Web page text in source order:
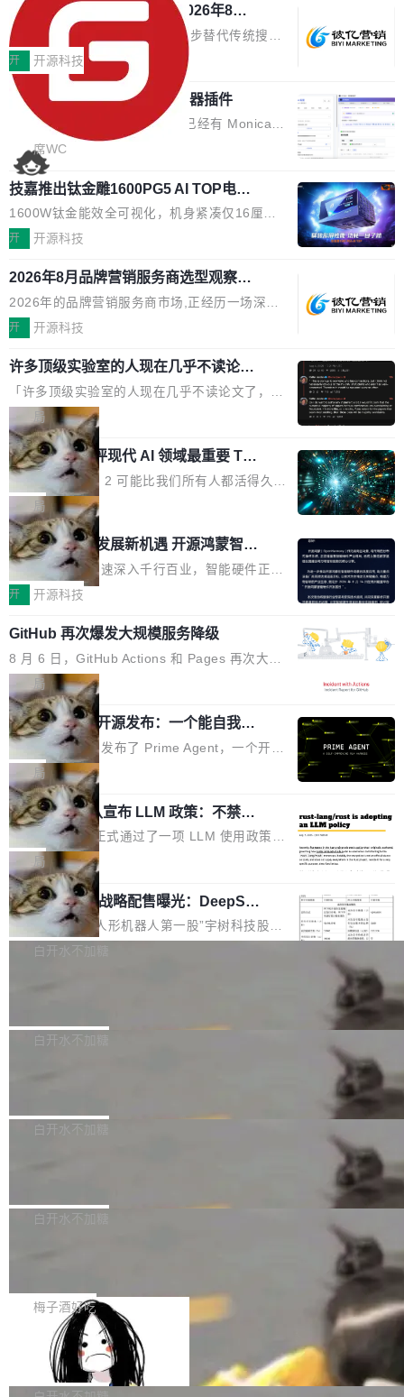
个嵌在 Edge WebView 里的网页。它不是一个
「应用」，它是一个运行在浏览器引擎里的网
页，外面套了一层 Windows 的壳。 WebView2
本身就是个内存大户。它加载了完整的 Edge 渲
染引擎，包括 JavaScript 引擎...
理、消息管理、资产管理、企业公告、知识网
盘、审批流程设置、办公审批、工作计划、工作
汇报、工作日志、日常办公、财务管理、客户管
理、合同管理、项目管理、任务管理等功能模
块。系统简约，易于功能扩展，方便二次开发，
可以用来做日常 OA，CRM，ERP，业务管理等
系统。 勾股OA6.0.2版本主要是对勾股OA 6第
一个大版本发布的部分功能细节优化和bug问题
修复的版本，具体更新日志如下： 1、补全新版
本的各个审批类型的审批单导出 2、优化各个审
核反确认审批的逻辑，使...
942亿赛道如何选对伙伴？2026年8月G
EO公司推荐
当DeepSeek、豆包等大模型逐步替代传统搜索
成为用户获取信息的主要入口,品牌竞争的逻辑变
了:不再是争抢关键词排名,而是想办法进入AI脱
口而出的那个答案。"GEO公司推荐"这个搜索词
背后,折射的是企业面对新兴服务赛道时的集体困
惑——该信谁、看什么、怎么选。 据易观分析
《中国GEO市场产业图谱》数据,2026年中国GE
O行业规模预计达942亿元,同比增长169.7%。G
artner同期预测,传统搜索引擎访问量年内将下滑
25%,AI载体流量占比突破40%;埃森哲2025年中
国消费者调研则指出,37%的用户在有明确购买需
求时倾向于先问AI。几组数据指向一致:GEO已
从营销"加分项"变成品牌在AI时...
开 开源科技
为什么要开发又一个 AI 浏览器插件
说实话，每次有人问我"市面上已经有 Monica、
Sider、Copilot for Chrome 这些 AI 浏览器插件
了，你为什么还要再做一个"，我都觉得这个问题
问得好。 因为我自己也是从用户变成开发者的。
现有产品的天花板 我用过不少 AI 浏览器插件。
刚开始觉得都挺好——选中一段文字，弹出解
要。但用久了你会发现，它们本质上都是同一类
东西：一个带网页上下文的聊天框。 它们能读取
页面的文本，然后把文本丢给大模型，再返回一
段回答。仅此而已。 这当然有用，但总觉得差点
意思。比如我在一个后台管理系统里，需要填50
个表单字段，每个字段还有联动逻辑；比如我
想...
席WC
技嘉推出钛金雕1600PG5 AI TOP电
源：为发烧级主机与本地AI算力打造旗
舰供电方案
1600W钛金能效全可视化，机身紧凑仅16厘米
继2026台北电脑展首度亮相后，技嘉科技近日正
电源专为发烧级DIY主机与本地AI算力平台打
造，整机长度仅16厘米，提供1600W额定功率
与80PLUS钛金能效；支持ATX 3.1与PCIe 5.1
实时LCD监控屏，可充分满足当下高阶PC主机
的严苛使用需求。 澎湃功率，紧凑机身 钛金雕1
600PG5 AI TOP具备强悍输出功率，同时实现
机身尺寸大幅精简。整机长度仅16厘米，属于同
功率段机身尺寸十分紧凑的1600W电源产品。小
巧机身有效提升市面主流标准A...
开 开源科技
2026年8月品牌营销服务商选型观察：
从流量思维到品牌资产思维的范式转移
2026年的品牌营销服务商市场,正经历一场深刻
的价值重构。全球全案品牌代理机构市场从2025
复合增长率达5.44%,预计2032年将突破120亿美
元。数字广告与公共关系相关服务市场更是从20
25年的8463亿美元扩张至2026年的8763亿美
元。数字的背后是一个清晰的事实——品牌对专
业化营销服务的需求从未如此迫切。 但市场扩容
的同时,服务商的竞争逻辑正在改变。2026年Top
Agency年度合辑的观察指出,“产品”这个离消费
者最近的载体,在整个品牌营销层面的权重显著变
高了。全域营销服务商的竞争正在从规模转向深
度,案例厚度、全域覆盖、多线协同...
开 开源科技
许多顶级实验室的人现在几乎不读论文
了
「许多顶级实验室的人现在几乎不读论文了，而
且他们认为 ICLR/ICML/NeurIPS 充斥着大量过
度宣传和欺诈。」 OpenAI 研究员 Keller Jorda
n 这条推文引发了广泛讨论。他不是在说风凉
话，他是说出了一个圈内人尽皆知但很少公开捅
破的事实。 Jordan 随后补充了一句软化声明：
「我不认为这些会议上大部分论文都在过度宣传
或造假。问题是，作为读者，如果你筛选出那些
看起来最令人兴奋的论文，那它们大部分都是过
度宣传的。」 这才是真正的痛点。不是所有论文
都有问题，是最吸引眼球的那批论文最有问题。
他引用的帖子来自 Mathew Shen，一位 ICLR 2
026 的读者：「看了篇 ...
局
xAI 前工程师评现代 AI 领域最重要 Top
3 开源项目
Flash Attention 2 可能比我们所有人都活得久。
这句话不是来自某个技术博客，而是出自 Hieu
Pham 的一条推文。Hieu Pham 是谁？他是 xAI
的早期工程师之一，在 Grok 训练基础设施团队
工作过。近日他在 X 上发了一条帖子，列出了他
认为现代 AI 领域最重要的三个开源项目。 第一
理由很具体。FA 系列不需要解释，但 FA2 是他
认为最重要的一个——复杂度恰到好处，刚好能
驱动你去学 CuTe，但还没被那些"邪恶的" Hopp
er++ 优化所淹没，足够容易修改和适配。 更关
键的是 FA2 的持久性...
局
共商智能硬件发展新机遇 开源鸿蒙智能
硬件开发者日杭州站即将举行
随着万物智联加速深入千行百业，智能硬件正从
单点设备迈向智能化、网联化、协同化发展。作
鸿蒙通过统一技术底座和分布式能力，为不同类
型智能设备的开发、连接与互联提供关键支撑，
也为产业链企业探索产品创新与商业增长打开新
的空间。 8月14日，开源鸿蒙智能硬件开发者日
（OHDD：OpenHarmony Hardware Develope
r Day）将在杭州启航。活动面向智能硬件产业
链企业和开发者，邀请行业专家与资深技术顾
问，围绕开源鸿蒙技术能力、设备适配、芯片适
配、功耗与稳定性调优、兼容性测评及统一互联
等内容展开系统讲解和实战交流，帮助企业进一
步了解开源鸿蒙在智能...
开 开源科技
GitHub 再次爆发大规模服务降级
8 月 6 日，GitHub Actions 和 Pages 再次大规
模服务降级，Actions 完全不可用超过 5 小时，
webhook 停发，连自托管 runner 也因调度层故
障无法工作。Pages、Copilot code review、C
opilot coding agent 全部受影响。从检测到完全
恢复，大约 12 小时。 这是 2026 年 8 月的第六
起事故，其中四起与 AI/Copilot 服务相关。 Git
Hub 员工 kdaigle 在 HN 讨论中贴出了一组数
据：2025 年全年 10 亿次 commit。现在，每周
2.75 亿次，全年预计 140 亿次。GitHub...
局
Prime Agent 开源发布：一个能自我改
进的编程 Agent，ARC-AGI 3 超越人类
专家基线
Prime Intellect 发布了 Prime Agent，一个开源
的编程 Agent Harness，核心设计围绕两个抽
象：Recursive Language Model（RLM）和 C
ontinual Harness。在 ARC-AGI 3 基准测试
上，Prime Agent + Opus 5 的组合达到了 95.
5% RHAE Best@1，超过了 ARC 报告的人类专
家基线 95.4%。 不是又一个 coding agent 包装
器 Prime Agent 的架构和市面上大多数 coding
agent 有本质区别。大多数 agent harness 的设
计是基于早期模型的能力—...
局
Rust 项目团队宣布 LLM 政策：不禁
止，但你要承认哪些代码不是你写的
Rust 语言项目正式通过了一项 LLM 使用政策，
覆盖 rust-lang/rust 单一仓库的代码贡献。这不
是项目级别的官方立场，目前由五个团队采纳，
但它可能是主流开源项目中关于 AI 辅助贡献最
细致的一份规则。 政策的核心只有一句话：LLM
可以用来分析、提炼、审阅、建议，但不能用来
不得生成涉及安全性的关键变更，除非作者本身
局
宇树科技 IPO 战略配售曝光：DeepSe
ek 获配 93.3 万股，锁定 36 个月
8月6日晚间，“人形机器人第一股”宇树科技股份
有限公司披露IPO发行价格及战略配售结果，杭
36个月。 公告显示，本次宇树科技战略配售对
员工参与设立的专项资产管理计划。其中，Dee
获配9...
白开水不加糖
Bug fixes and enhancements 修复多次传递同
一个回归问题，该问题导致拉取镜像时会拒绝包
题，该问题可能导致在旧版 Linux 内核...
白开水不加糖
e 孵化器项目管理委员会（IPMC）投票中获得
P）！这一里程碑不仅标志着 Fluss 迈入新的发
白开水不加糖
长期停止内容更新，未能实现其作为“AI版维基百
提交的编辑请求也长期处于待处理状态。 Groki
pedia 于去年底上线，定位为由人工智能生成内
容的百科平台，被马斯克视为传统众包百科网站
维基百科的替代方案。Lawfare 调查发现，无论
热门页面还是低关注度页面，均未出现近期更
白开水不加糖
是这样的：配 MessageSource 的 Bean、写 R
eloadableResourceBundleMessageSource、
声明 LocaleResolver、注册 LocaleChangeInt
erceptor…五六步之后才能看到第一行翻译文
本。 Solon 换了个方式。整个 i18n 模块围绕三
梅子酒好吃
Apache Doris 4.1 全面增强 Iceberg：
支持 UPDATE、MERGE INTO 与 Iceb
erg V3
Apache Doris 4.1 要补齐的，正是缺失的那一
半。在已有查询能力的基础上，Doris 进一步支